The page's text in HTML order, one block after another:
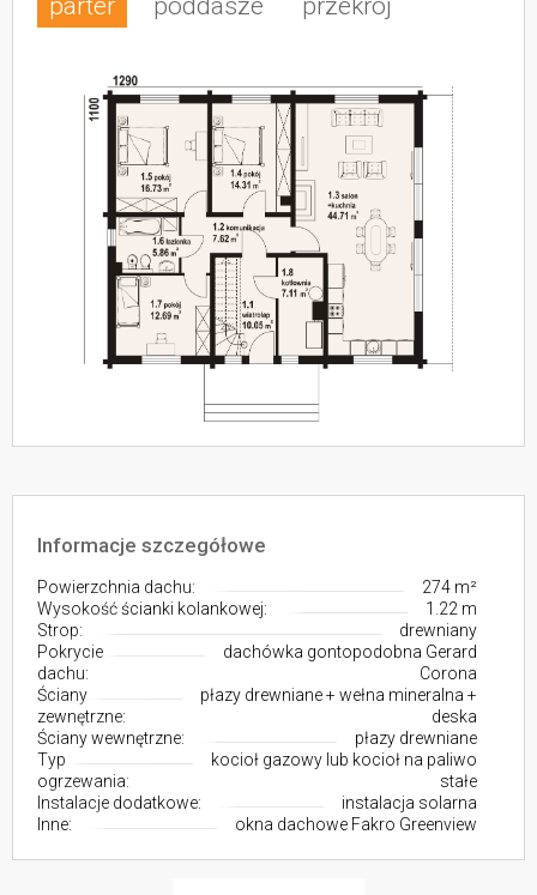
Informacje szczegółowe
Powierzchnia dachu:
274 m²
Wysokość ścianki kolankowej:
1.22 m
Strop:
drewniany
Pokrycie
dachu:
dachówka gontopodobna Gerard
Corona
Ściany
zewnętrzne:
płazy drewniane + wełna mineralna +
deska
Ściany wewnętrzne:
płazy drewniane
Typ
ogrzewania:
kocioł gazowy lub kocioł na paliwo
stałe
Instalacje dodatkowe:
instalacja solarna
Inne:
okna dachowe Fakro Greenview